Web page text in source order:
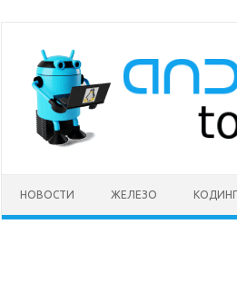
содержимому
НОВОСТИ ЖЕЛЕЗО КОДИНГ